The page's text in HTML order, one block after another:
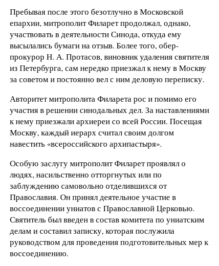
Пребывая после этого безотлучно в Московской
епархии, митрополит Филарет продолжал, однако,
участвовать в деятельности Синода, откуда ему
высылались бумаги на отзыв. Более того, обер-
прокурор Н. А. Протасов, виновник удаления святителя
из Петербурга, сам нередко приезжал к нему в Москву
за советом и постоянно вел с ним деловую переписку.
Авторитет митрополита Филарета рос и помимо его
участия в решении синодальных дел. За наставлениями
к нему приезжали архиереи со всей России. Посещая
Москву, каждый иерарх считал своим долгом
навестить «всероссийского архипастыря».
Особую заслугу митрополит Филарет проявлял о
людях, насильственно отторгнутых или по
заблуждению самовольно отделившихся от
Православия. Он принял деятельное участие в
воссоединении униатов с Православной Церковью.
Святитель был введен в состав комитета по униатским
делам и составил записку, которая послужила
руководством для проведения подготовительных мер к
воссоединению.